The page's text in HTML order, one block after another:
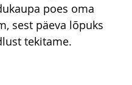
poes oma
sest päeva lõpuks
tekitame.